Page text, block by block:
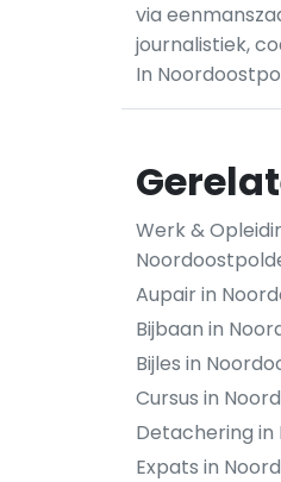
via
journalistiek,
In
Werk &
Aupair in
Bijbaan in
Bijles in
Cursus in
Detachering
Expats in